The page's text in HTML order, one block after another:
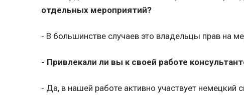
отдельных мероприятий?
- В большинстве случаев это владельцы прав на
- Привлекали ли вы к своей работе
- Да, в нашей работе активно участвует